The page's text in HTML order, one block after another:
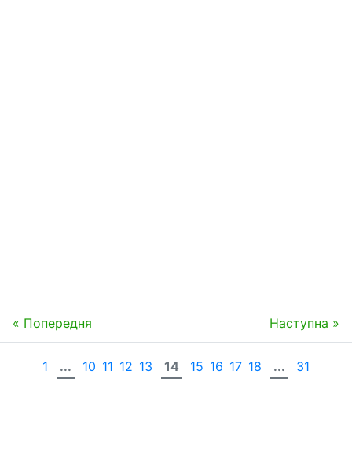
« Попередня Наступна »
1 ... 10 11 12 13 14 15 16 17 18 ... 31